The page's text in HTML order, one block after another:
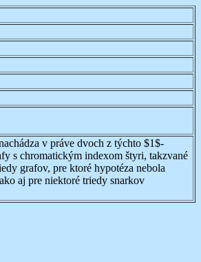
v práve dvoch z týchto $1$-
s chromatickým indexom štyri, takzvané
grafov, pre ktoré hypotéza nebola
aj pre niektoré triedy snarkov